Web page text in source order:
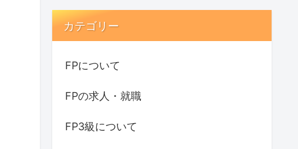
カテゴリー
FPについて
FPの求人・就職
FP3級について